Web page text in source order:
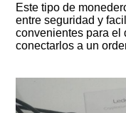
Este tipo de
entre seguridad y
convenientes para el
conectarlos a un